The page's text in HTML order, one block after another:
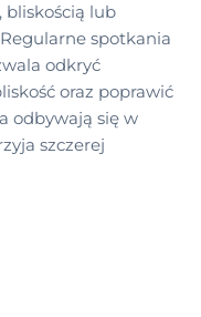
lub
spotkania
odkryć
oraz poprawić
odbywają się w
szczerej